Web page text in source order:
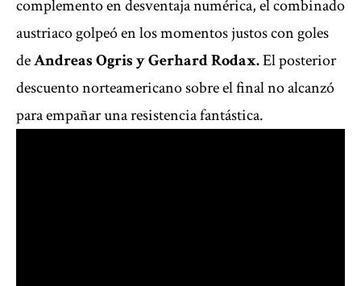
complemento en desventaja numérica, el combinado
austriaco golpeó en los momentos justos con goles
deAndreas Ogris y Gerhard Rodax.El posterior
descuento norteamericano sobre el final no alcanzó
para empañar una resistencia fantástica.